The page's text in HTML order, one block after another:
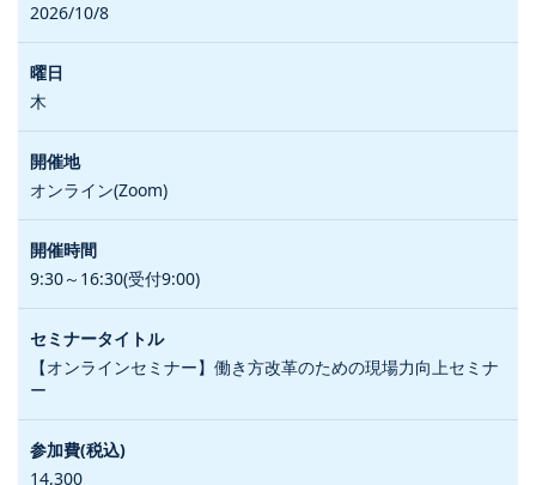
2026/10/8
木
オンライン(Zoom)
9:30～16:30(受付9:00)
【オンラインセミナー】働き方改革のための現場力向上セミナ
ー
14,300